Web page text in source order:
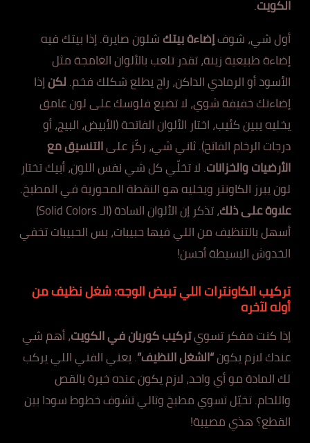
الكويت.
أول شي، شوفإضاءة بيتكشلون صايرة. إذا بيتك فيه
إضاءة طبيعية زينة، تقدر تلعب بالألوان الغامجة مثل
الأسود أو الرمادي الداكن، راح يطلع شكلك فخم.لكنإذا
إضاءتك خفيفة شوي، لا تضيع فلوسك على لون غامق
يخليه يبين كئيب، اختار الألوان الفاتحة (الأبيض، البيج، أو
درجات الرخام الفاتح). ثاني شي، ركّز علىالتنسيق مع
الأرضيات والخزانات. لا تخلّي كل شي نفس اللون، أبيك تختار
لون يبرز الكاونتر ويخليه هو النقطة المحورية في المطبخ.
علاوة على ذلك
، تذكر إن الألوان السادة (الـ Solid Colors)
أسهل بالتنظيف من اللي فيها حبيبات، بس الحبيبات تخفي
الخدوش البسيطة أحسن!
تركيب الكاونترات اللي تبيض الوجه: شغل نظيف من
أوله لآخره
إذا كنت مفكر تسويتركيب كوريان في الكويت، أهم شي
عندك لازم يكون“الشغل النظيف”. يعني الفني اللي يركب
لك المادة مو أي واحد، لازم يكون عنده خبرة بالقص
واللحام. تخيّل تسوي مطبخ وتالي تشوف خطوط سودا بين
القطع؟ هذي مصيبة!